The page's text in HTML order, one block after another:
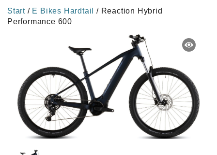
Start / E Bikes Hardtail
/ Reaction Hybrid
Performance 600